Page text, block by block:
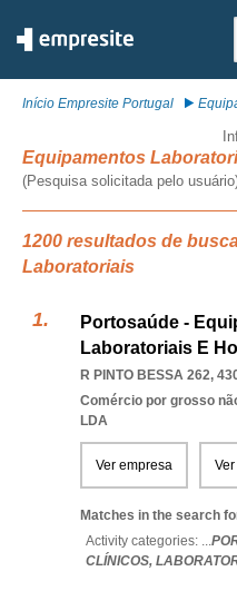
Início Empresite Portugal
Equipamentos
(Pesquisa solicitada pelo
1200 resultados de
Laboratoriais
Portosaúde -
Laboratoriais E
R PINTO BESSA 262,
Comércio por grosso
LDA
Ver empresa
Matches in the search
Activity categories: ...
CLÍNICOS,